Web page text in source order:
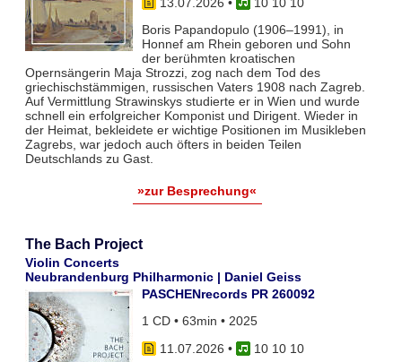
Boris Papandopulo (1906–1991), in
Honnef am Rhein geboren und Sohn
der berühmten kroatischen
Opernsängerin Maja Strozzi, zog nach dem Tod des
griechischstämmigen, russischen Vaters 1908 nach Zagreb.
Auf Vermittlung Strawinskys studierte er in Wien und wurde
schnell ein erfolgreicher Komponist und Dirigent. Wieder in
der Heimat, bekleidete er wichtige Positionen im Musikleben
Zagrebs, war jedoch auch öfters in beiden Teilen
Deutschlands zu Gast.
»zur Besprechung«
The Bach Project
Violin Concerts
Neubrandenburg Philharmonic | Daniel Geiss
PASCHENrecords PR 260092
1 CD • 63min • 2025
11.07.2026 •
10 10 10